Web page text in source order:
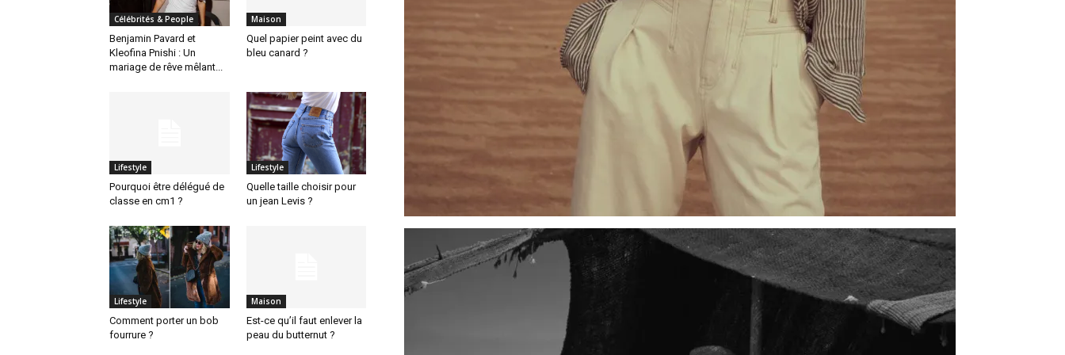
Célébrités & People
Benjamin Pavard et
Kleofina Pnishi : Un
mariage de rêve mêlant...
Maison
Quel papier peint avec du
bleu canard ?
Lifestyle
Pourquoi être délégué de
classe en cm1 ?
Lifestyle
Quelle taille choisir pour
un jean Levis ?
Lifestyle
Comment porter un bob
fourrure ?
Maison
Est-ce qu’il faut enlever la
peau du butternut ?